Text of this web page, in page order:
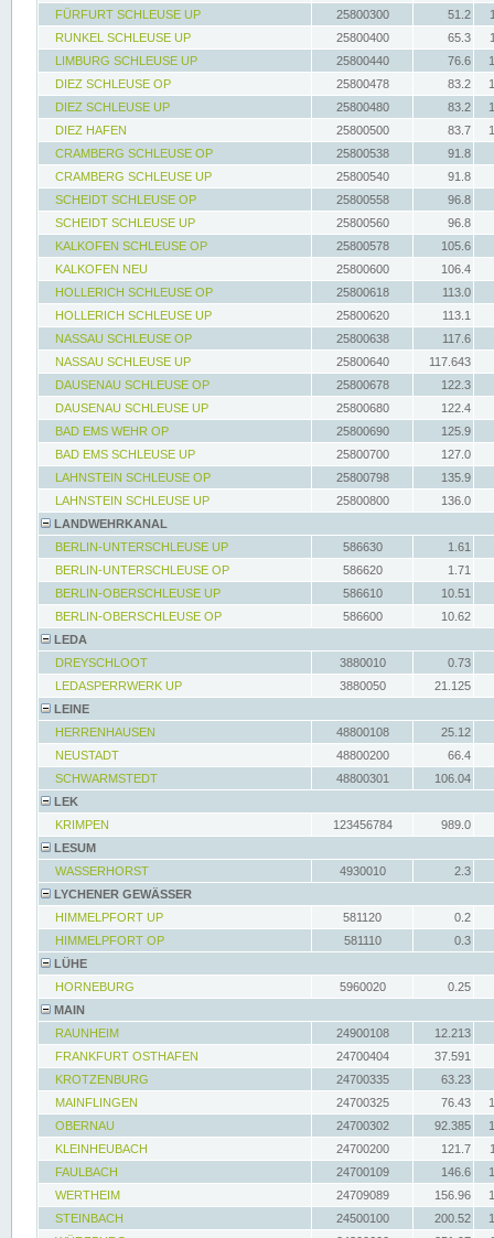
FÜRFURT SCHLEUSE UP
25800300 51.2
RUNKEL SCHLEUSE UP
25800400 65.3
LIMBURG SCHLEUSE UP
25800440 76.6
DIEZ SCHLEUSE OP
25800478 83.2
DIEZ SCHLEUSE UP
25800480 83.2
DIEZ HAFEN
25800500 83.7
CRAMBERG SCHLEUSE OP
25800538
91.8
CRAMBERG SCHLEUSE UP
25800540
91.8
SCHEIDT SCHLEUSE OP
25800558
96.8
SCHEIDT SCHLEUSE UP
25800560
96.8
KALKOFEN SCHLEUSE OP
25800578
105.6
KALKOFEN NEU
25800600
106.4
HOLLERICH SCHLEUSE OP
25800618
113.0
HOLLERICH SCHLEUSE UP
25800620
113.1
NASSAU SCHLEUSE OP
25800638
117.6
NASSAU SCHLEUSE UP
25800640
117.643
DAUSENAU SCHLEUSE OP
25800678
122.3
DAUSENAU SCHLEUSE UP
25800680
122.4
BAD EMS WEHR OP
25800690
125.9
BAD EMS SCHLEUSE UP
25800700
127.0
LAHNSTEIN SCHLEUSE OP
25800798
135.9
LAHNSTEIN SCHLEUSE UP
25800800
136.0
LANDWEHRKANAL
BERLIN-UNTERSCHLEUSE UP
586630
1.61
BERLIN-UNTERSCHLEUSE OP
586620
1.71
BERLIN-OBERSCHLEUSE UP
586610
10.51
BERLIN-OBERSCHLEUSE OP
586600
10.62
LEDA
DREYSCHLOOT
3880010
0.73
LEDASPERRWERK UP
3880050
21.125
LEINE
HERRENHAUSEN
48800108
25.12
NEUSTADT
48800200
66.4
SCHWARMSTEDT
48800301
106.04
LEK
KRIMPEN
123456784
989.0
LESUM
WASSERHORST
4930010
2.3
LYCHENER GEWÄSSER
HIMMELPFORT UP
581120
0.2
HIMMELPFORT OP
581110
0.3
LÜHE
HORNEBURG
5960020
0.25
MAIN
RAUNHEIM
24900108
12.213
FRANKFURT OSTHAFEN
24700404
37.591
KROTZENBURG
24700335
63.23
MAINFLINGEN
24700325 76.43
OBERNAU
24700302 92.385
KLEINHEUBACH
24700200 121.7
FAULBACH
24700109 146.6
WERTHEIM
24709089 156.96
STEINBACH
24500100 200.52